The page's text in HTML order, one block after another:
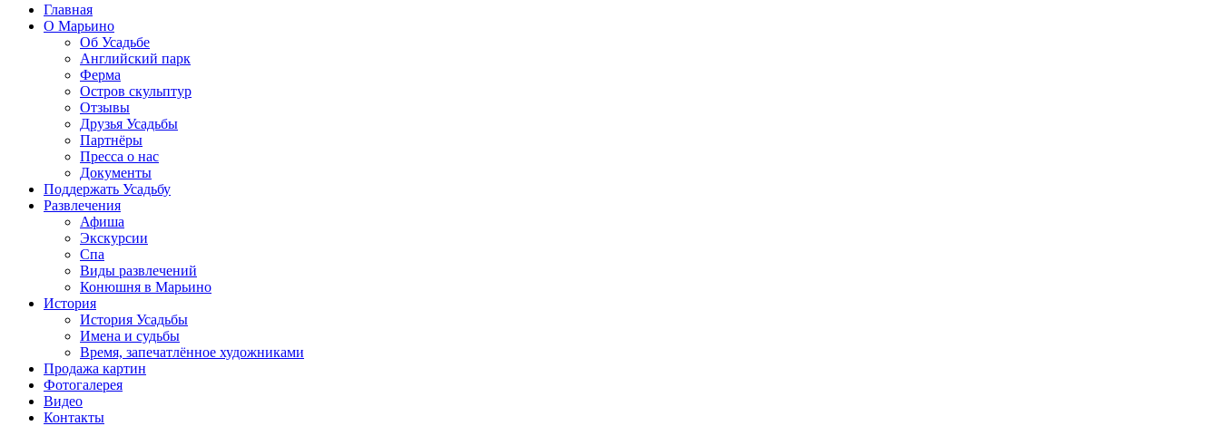
Главная
О Марьино
Об Усадьбе
Английский парк
Ферма
Остров скульптур
Отзывы
Друзья Усадьбы
Партнёры
Пресса о нас
Документы
Поддержать Усадьбу
Развлечения
Афиша
Экскурсии
Спа
Виды развлечений
Конюшня в Марьино
История
История Усадьбы
Имена и судьбы
Время, запечатлённое художниками
Продажа картин
Фотогалерея
Видео
Контакты